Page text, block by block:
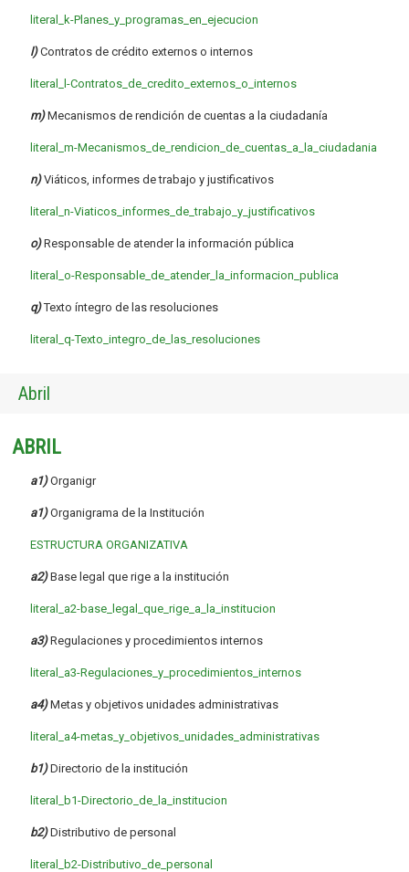
literal_k-Planes_y_programas_en_ejecucion
l) Contratos de crédito externos o internos
literal_l-Contratos_de_credito_externos_o_internos
m)Mecanismos de rendición de cuentas a la ciudadanía
literal_m-Mecanismos_de_rendicion_de_cuentas_a_la_ciudadania
n)Viáticos, informes de trabajo y justificativos
literal_n-Viaticos_informes_de_trabajo_y_justificativos
o)Responsable de atender la información pública
literal_o-Responsable_de_atender_la_informacion_publica
q) Texto íntegro de las resoluciones
literal_q-Texto_integro_de_las_resoluciones
Abril
ABRIL
a1) Organigr
a1)Organigrama de la Institución
ESTRUCTURA ORGANIZATIVA
a2) Base legal que rige a la institución
literal_a2-base_legal_que_rige_a_la_institucion
a3)Regulaciones y procedimientos internos
literal_a3-Regulaciones_y_procedimientos_internos
a4)Metas y objetivos unidades administrativas
literal_a4-metas_y_objetivos_unidades_administrativas
b1)Directorio de la institución
literal_b1-Directorio_de_la_institucion
b2)Distributivo de personal
literal_b2-Distributivo_de_personal